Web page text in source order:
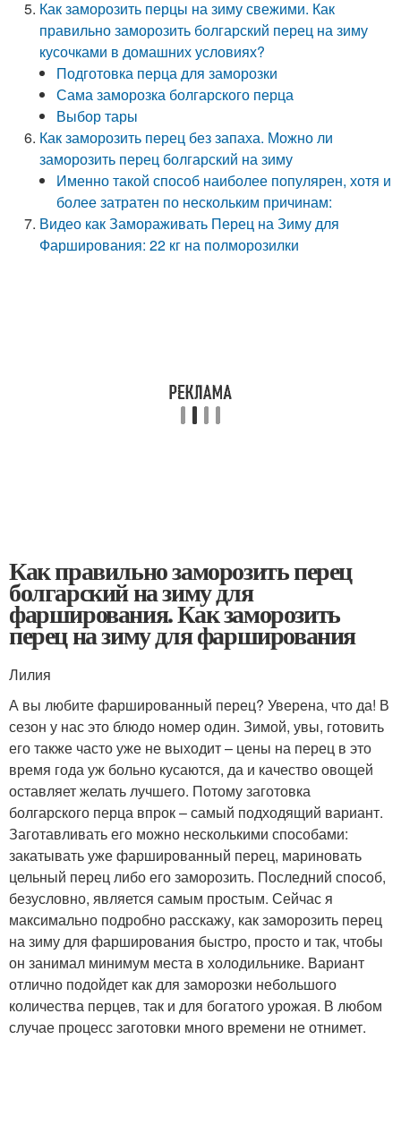
Как заморозить перцы на зиму свежими. Как
правильно заморозить болгарский перец на зиму
кусочками в домашних условиях?
Подготовка перца для заморозки
Сама заморозка болгарского перца
Выбор тары
Как заморозить перец без запаха. Можно ли
заморозить перец болгарский на зиму
Именно такой способ наиболее популярен, хотя и
более затратен по нескольким причинам:
Видео как Замораживать Перец на Зиму для
Фарширования: 22 кг на полморозилки
Как правильно заморозить перец
болгарский на зиму для
фарширования. Как заморозить
перец на зиму для фарширования
Лилия
А вы любите фаршированный перец? Уверена, что да! В
сезон у нас это блюдо номер один. Зимой, увы, готовить
его также часто уже не выходит – цены на перец в это
время года уж больно кусаются, да и качество овощей
оставляет желать лучшего. Потому заготовка
болгарского перца впрок – самый подходящий вариант.
Заготавливать его можно несколькими способами:
закатывать уже фаршированный перец, мариновать
цельный перец либо его заморозить. Последний способ,
безусловно, является самым простым. Сейчас я
максимально подробно расскажу, как заморозить перец
на зиму для фарширования быстро, просто и так, чтобы
он занимал минимум места в холодильнике. Вариант
отлично подойдет как для заморозки небольшого
количества перцев, так и для богатого урожая. В любом
случае процесс заготовки много времени не отнимет.